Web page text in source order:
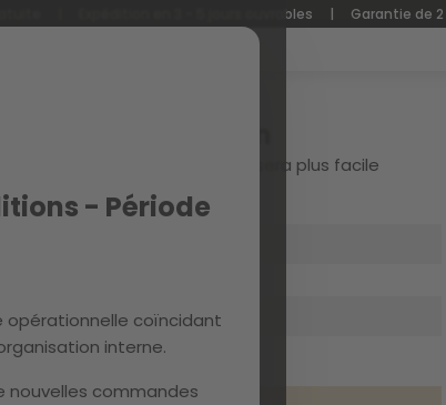
- Période
opérationnelle coïncidant
interne.
nouvelles commandes
Expédition en 3 - 5 jours ouvrables | Garantie de
Créez votre compte et tout sera plus facile
passe oublié?